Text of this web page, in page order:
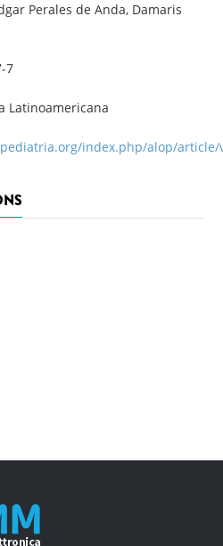
Perales de Anda, Damaris
7
Latinoamericana
index.php/alop/article/